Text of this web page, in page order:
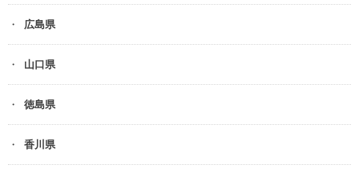
広島県
山口県
徳島県
香川県